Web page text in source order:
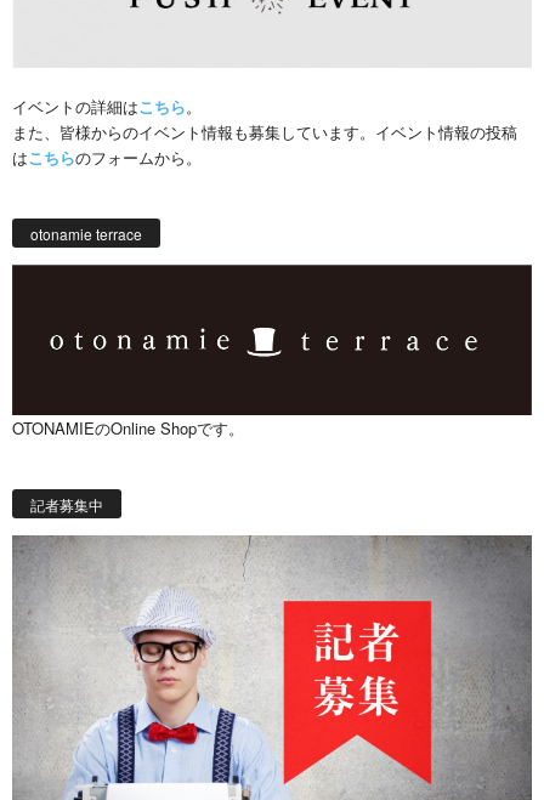
イベントの詳細はこちら。
また、皆様からのイベント情報も募集しています。イベント情報の投稿
はこちらのフォームから。
otonamie terrace
OTONAMIEのOnline Shopです。
記者募集中